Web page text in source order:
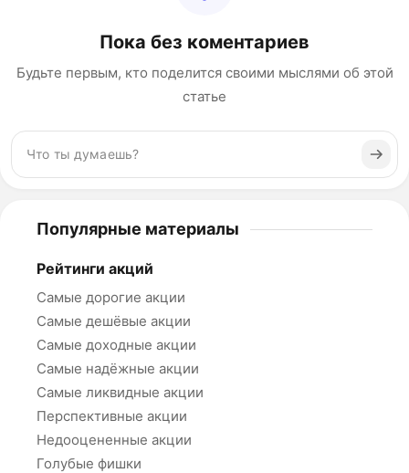
Пока без коментариев
Будьте первым, кто поделится своими мыслями об этой
статье
Популярные материалы
Рейтинги акций
Самые дорогие акции
Самые дешёвые акции
Самые доходные акции
Самые надёжные акции
Самые ликвидные акции
Перспективные акции
Недооцененные акции
Голубые фишки